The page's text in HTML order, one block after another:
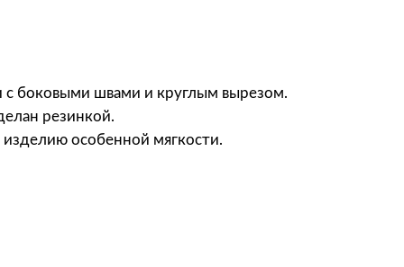
т
в
боковыми швами и круглым вырезом.
резинкой.
изделию особенной мягкости.